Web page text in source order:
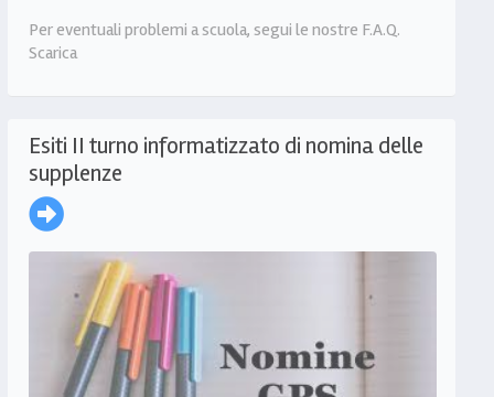
Per eventuali problemi a scuola, segui le nostre F.A.Q.
Scarica
Esiti II turno informatizzato di nomina delle
supplenze